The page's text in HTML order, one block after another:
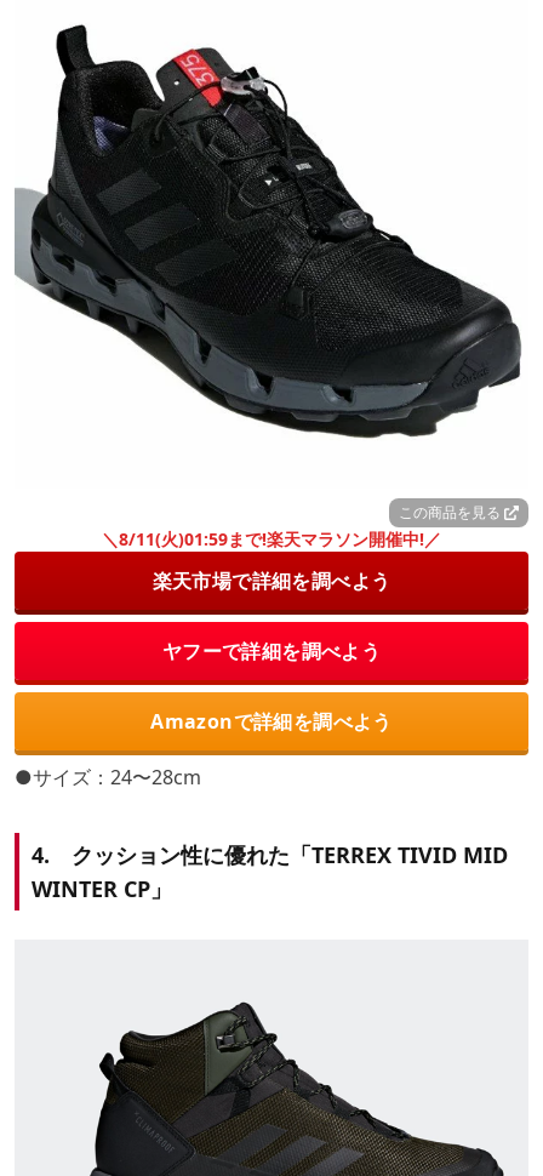
この商品を見る
＼8/11(火)01:59まで!楽天マラソン開催中!／
楽天市場で詳細を調べよう
ヤフーで詳細を調べよう
Amazonで詳細を調べよう
●サイズ：24〜28cm
4. クッション性に優れた「TERREX TIVID MID
WINTER CP」